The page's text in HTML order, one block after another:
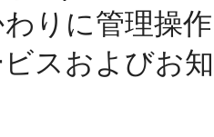
りに管理操
ビスおよびお